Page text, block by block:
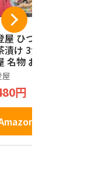
屋 ひつまぶしの
漬け 3食入り 名
名物 お土産 ひ
ぶし 茶漬けの素
漬け うなぎ 和
当地 グルメ お
寄せ ギフト
円
で見る